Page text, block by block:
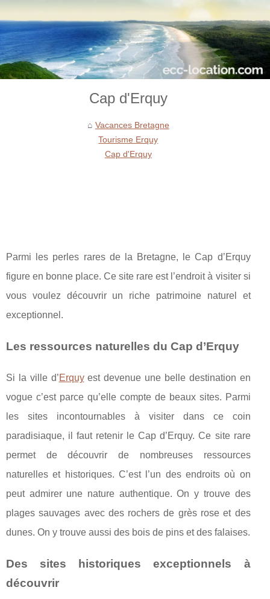
Cap d'Erquy
Vacances Bretagne
Tourisme Erquy
Cap d'Erquy
Parmi les perles rares de la Bretagne, le Cap d’Erquy
figure en bonne place. Ce site rare est l’endroit à visiter si
vous voulez découvrir un riche patrimoine naturel et
exceptionnel.
Les ressources naturelles du Cap d’Erquy
Si la ville d’Erquyest devenue une belle destination en
vogue c’est parce qu’elle compte de beaux sites. Parmi
les sites incontournables à visiter dans ce coin
paradisiaque, il faut retenir le Cap d’Erquy. Ce site rare
permet de découvrir de nombreuses ressources
naturelles et historiques. C’est l’un des endroits où on
peut admirer une nature authentique. On y trouve des
plages sauvages avec des rochers de grès rose et des
dunes. On y trouve aussi des bois de pins et des falaises.
Des sites historiques exceptionnels à
découvrir